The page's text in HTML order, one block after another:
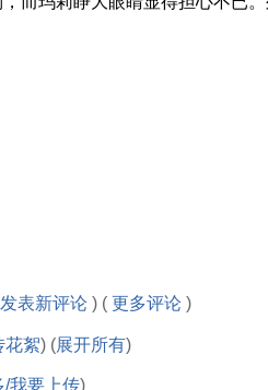
发表新评论 ) ( 更多评论 )
花絮) (展开所有)
/我要上传)